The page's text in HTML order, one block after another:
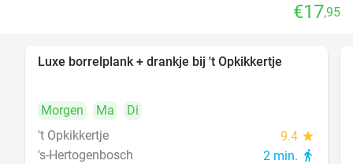
€17,95
Luxe borrelplank + drankje bij 't Opkikkertje
Morgen Ma
Di
't Opkikkertje
9.4 star
's-Hertogenbosch 2 min. directions_walk